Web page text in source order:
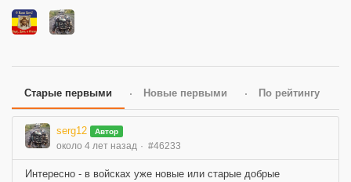
Старые первыми Новые первыми По рейтингу
serg12 Автор
около 4 лет назад #46233
Интересно - в войсках уже новые или старые добрые